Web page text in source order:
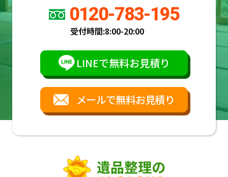
0120-783-195
受付時間:8:00-20:00
LINEで無料お見積り
メールで無料お見積り